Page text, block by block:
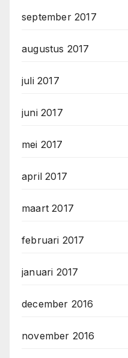
september 2017
augustus 2017
juli 2017
juni 2017
mei 2017
april 2017
maart 2017
februari 2017
januari 2017
december 2016
november 2016